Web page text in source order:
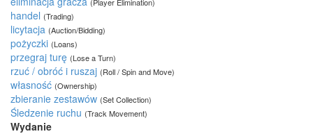
handel (Trading)
licytacja (Auction/Bidding)
pożyczki (Loans)
przegraj turę (Lose a Turn)
rzuć / obróć i ruszaj (Roll / Spin and Move)
własność (Ownership)
zbieranie zestawów (Set Collection)
Śledzenie ruchu (Track Movement)
Wydanie